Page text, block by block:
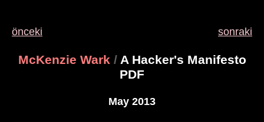
önceki sonraki
McKenzie Wark /A Hacker's Manifesto
PDF
May 2013